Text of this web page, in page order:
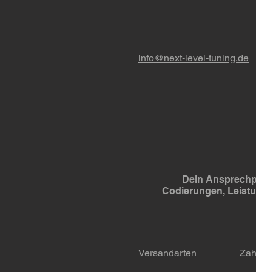
info@next-level-tuning.de
Dein
Codierungen,
Versandarten